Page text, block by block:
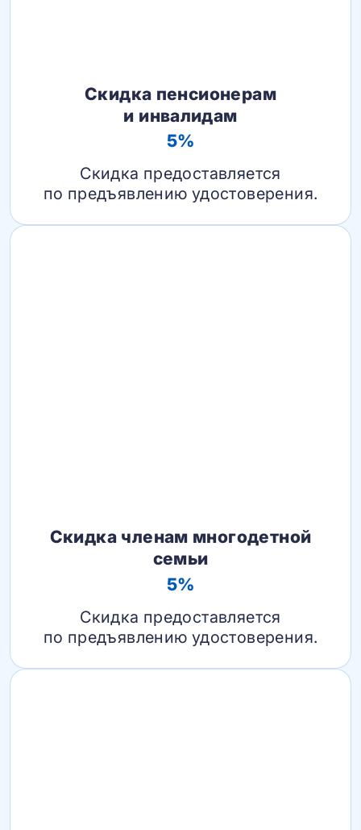
Скидка пенсионерам
и инвалидам
5%
Скидка предоставляется
по предъявлению удостоверения.
Скидка членам многодетной
семьи
5%
Скидка предоставляется
по предъявлению удостоверения.